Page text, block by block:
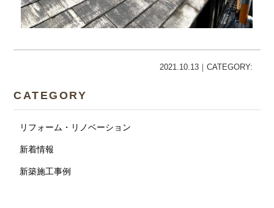
2021.10.13｜CATEGORY:
CATEGORY
リフォーム・リノベーション
新着情報
新築施工事例